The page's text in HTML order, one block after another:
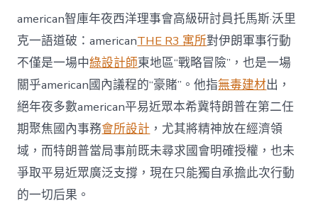
american智庫年夜西洋理事會高級研討員托馬斯·沃里
克一語道破：americanTHE R3 寓所對伊朗軍事行動
不僅是一場中綠設計師東地區“戰略冒險”，也是一場
關乎american國內議程的“豪賭”。他指無毒建材出，
絕年夜多數american平易近眾本希冀特朗普在第二任
期聚焦國內事務會所設計 ，尤其將精神放在經濟領
域，而特朗普當局事前既未尋求國會明確授權，也未
爭取平易近眾廣泛支撐，現在只能獨自承擔此次行動
的一切后果。